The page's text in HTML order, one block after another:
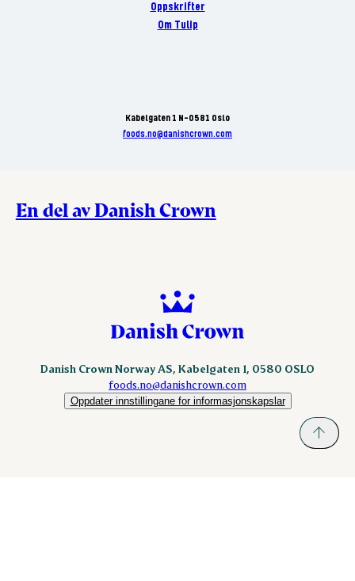
Oppskrifter
Om Tulip
Kabelgaten 1 N-0581 Oslo
foods.no@danishcrown.com
En del av Danish Crown
Danish Crown Norway AS, Kabelgaten 1, 0580 OSLO
foods.no@danishcrown.com
Oppdater innstillingane for informasjonskapslar